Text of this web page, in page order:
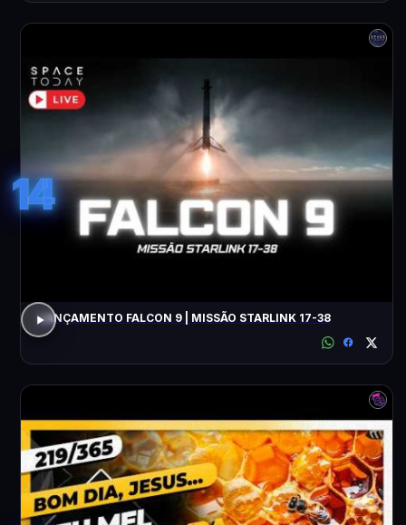
14
LANÇAMENTO FALCON 9 | MISSÃO STARLINK 17-38